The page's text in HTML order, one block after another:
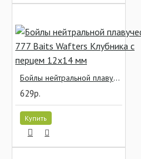
Бойлы нейтральной плавучести 777 Baits Wafters Клубника с перцем 12x14 мм
629р.
Купить